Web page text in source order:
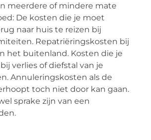
meerdere of mindere mate
De kosten die je moet
naar huis te reizen bij
Repatriëringskosten bij
het buitenland. Kosten die je
verlies of diefstal van je
Annuleringskosten als de
toch niet door kan gaan.
sprake zijn van een